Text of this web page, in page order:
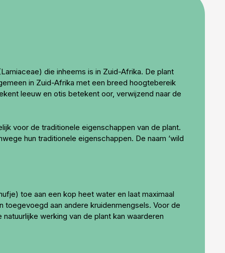
die inheems is in Zuid-Afrika. De plant
in Zuid-Afrika met een breed hoogtebereik
leeuw en otis betekent oor, verwijzend naar de
voor de traditionele eigenschappen van de plant.
hun traditionele eigenschappen. De naam ‘wild
toe aan een kop heet water en laat maximaal
aan andere kruidenmengsels. Voor de
werking van de plant kan waarderen